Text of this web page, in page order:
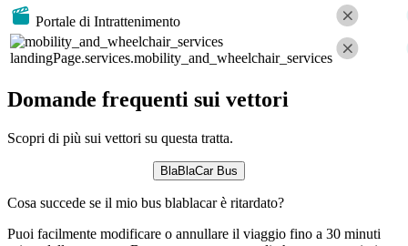
Portale di Intrattenimento
landingPage.services.mobility_and_wheelchair_services
Domande frequenti sui vettori
Scopri di più sui vettori su questa tratta.
BlaBlaCar Bus
Cosa succede se il mio bus blablacar è ritardato?
Puoi facilmente modificare o annullare il viaggio fino a 30 minuti